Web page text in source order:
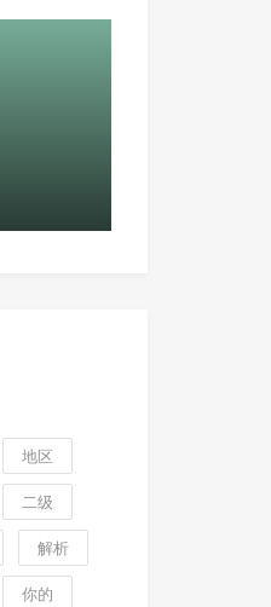
地区
二级
解析
你的